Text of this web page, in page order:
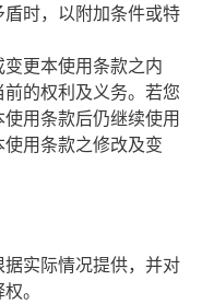
时，以附加条件或特
更本使用条款之内
的权利及义务。若您
用条款后仍继续使用
用条款之修改及变
实际情况提供，并对
。